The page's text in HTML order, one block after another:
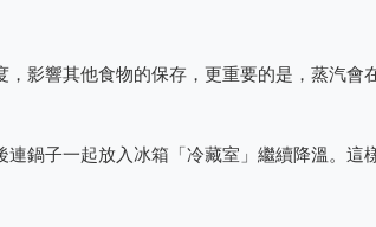
影響其他食物的保存，更重要的是，蒸汽會
鍋子一起放入冰箱「冷藏室」繼續降溫。這